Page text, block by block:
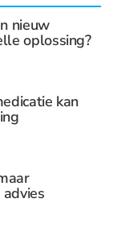
nieuw
oplossing?
kan